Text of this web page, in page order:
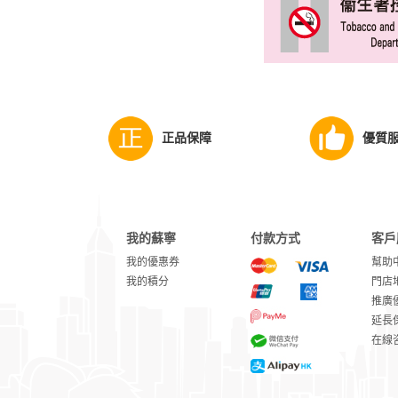
正品保障 優質
我的蘇寧
我的優惠券
我的積分
付款方式 客
幫助
門店
推廣
延長
在線